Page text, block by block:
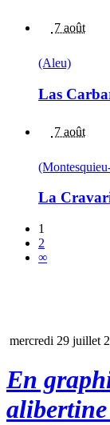
7 août
(Aleu)
Las
7 août
La
1
2
∞
mercredi 29 juillet
En